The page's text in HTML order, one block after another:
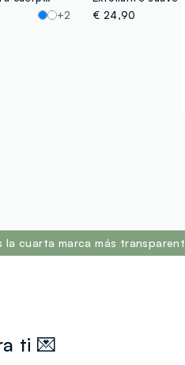
+2
€ 24,90
la cuarta marca más
ti 💌